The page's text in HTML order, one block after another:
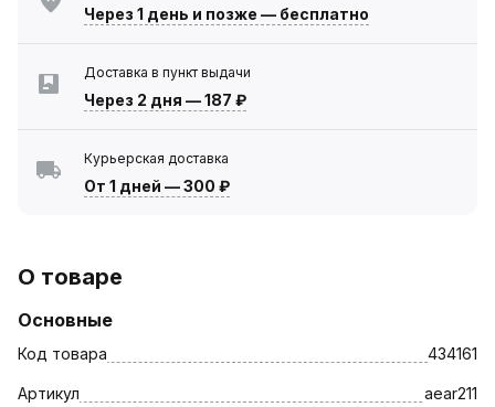
Через 1 день и позже — бесплатно
Доставка в пункт выдачи
Через 2 дня —187 ₽
Курьерская доставка
От 1 дней —300 ₽
О товаре
Основные
Код товара 434161
Артикул aear211